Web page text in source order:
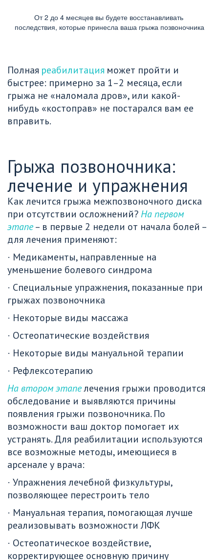
От 2 до 4 месяцев вы будете восстанавливать
последствия, которые принесла ваша грыжа позвоночника
Полная реабилитация может пройти и
быстрее: примерно за 1–2 месяца, если
грыжа не «наломала дров», или какой-
нибудь «костоправ» не постарался вам ее
вправить.
Грыжа позвоночника:
лечение и упражнения
Как лечится грыжа межпозвоночного диска
при отсутствии осложнений? На первом
этапе – в первые 2 недели от начала болей –
для лечения применяют:
· Медикаменты, направленные на
уменьшение болевого синдрома
· Специальные упражнения, показанные при
грыжах позвоночника
· Некоторые виды массажа
· Остеопатические воздействия
· Некоторые виды мануальной терапии
· Рефлексотерапию
На втором этапе лечения грыжи проводится
обследование и выявляются причины
появления грыжи позвоночника. По
возможности ваш доктор помогает их
устранять. Для реабилитации используются
все возможные методы, имеющиеся в
арсенале у врача:
· Упражнения лечебной физкультуры,
позволяющее перестроить тело
· Мануальная терапия, помогающая лучше
реализовывать возможности ЛФК
· Остеопатическое воздействие,
корректирующее основную причину